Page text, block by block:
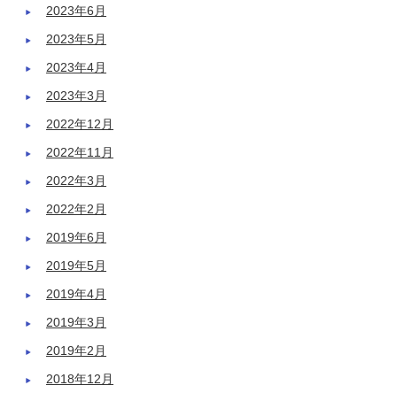
2023年6月
2023年5月
2023年4月
2023年3月
2022年12月
2022年11月
2022年3月
2022年2月
2019年6月
2019年5月
2019年4月
2019年3月
2019年2月
2018年12月